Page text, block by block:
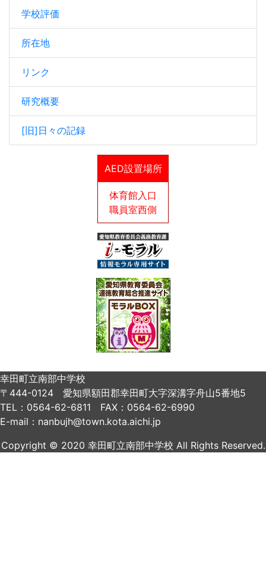
学校評価
所在地
リンク
研究概要
[旧]日々の記録
AED設置場所
体育館入口
職員室西側
幸田町立南部中学校
〒444-0124 愛知県額田郡幸田町大字深溝字舟山5番地5
TEL：0564-62-6811 FAX：0564-62-6990
E-mail：nanbujh@town.kota.aichi.jp
Copyright © 2020 幸田町立南部中学校 All Rights Reserved.